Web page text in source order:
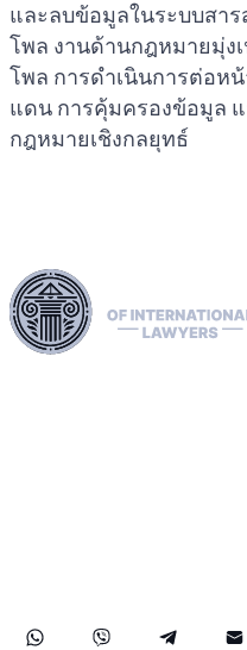
และลบข้อมูลในระบบสาร
โพล งานด้านกฎหมายมุ่ง
โพล การดำเนินการต่อห
แดน การคุ้มครองข้อมูล
กฎหมายเชิงกลยุทธ์